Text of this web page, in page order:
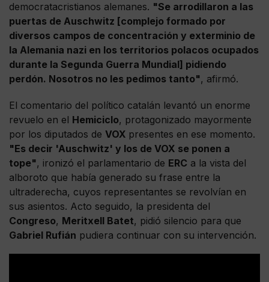
democratacristianos alemanes. "Se arrodillaron a las
puertas de Auschwitz [complejo formado por
diversos campos de concentración y exterminio de
la Alemania nazi en los territorios polacos ocupados
durante la Segunda Guerra Mundial] pidiendo
perdón. Nosotros no les pedimos tanto", afirmó.
El comentario del político catalán levantó un enorme
revuelo en el Hemiciclo, protagonizado mayormente
por los diputados de VOX presentes en ese momento.
"Es decir 'Auschwitz' y los de VOX se ponen a
tope", ironizó el parlamentario de ERC a la vista del
alboroto que había generado su frase entre la
ultraderecha, cuyos representantes se revolvían en
sus asientos. Acto seguido, la presidenta del
Congreso, Meritxell Batet, pidió silencio para que
Gabriel Rufián pudiera continuar con su intervención.